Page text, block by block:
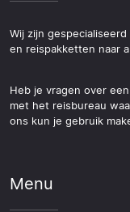
Wij zijn
en reispakketten naar
Heb je vragen over
met het reisbureau
ons kun je gebruik
Menu